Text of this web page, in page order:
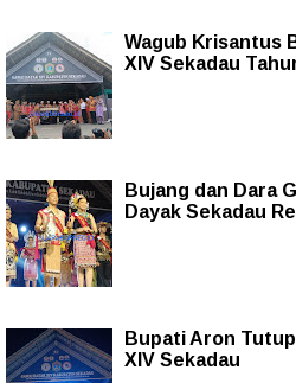
Wagub Krisantus
XIV Sekadau
Bujang dan Dara
Dayak Sekadau
Bupati Aron
XIV Sekadau